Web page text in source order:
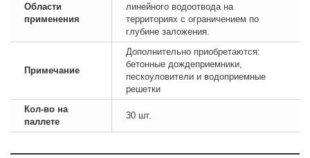
Области
применения
линейного водоотвода на
территориях с ограничением по
глубине заложения.
Примечание
Дополнительно приобретаются:
бетонные дождеприемники,
пескоуловители и водоприемные
решетки
Кол-во на
паллете
30 шт.